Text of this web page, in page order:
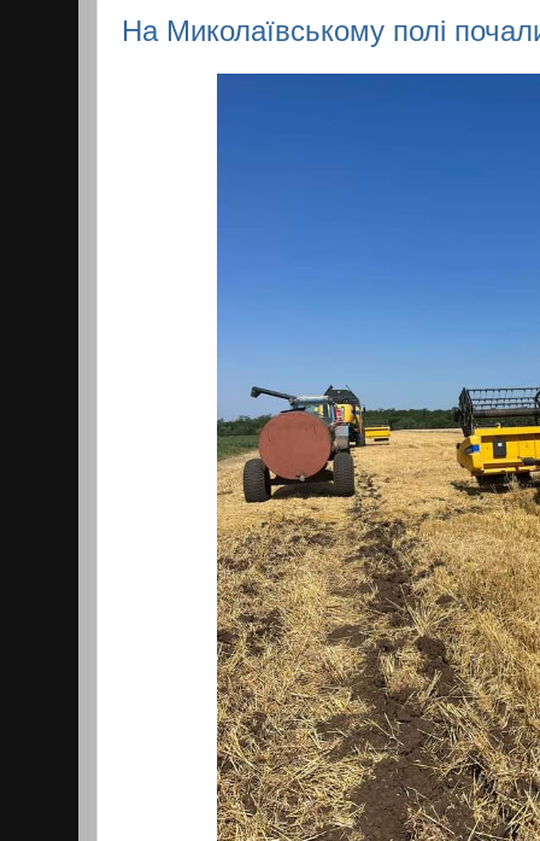
На Миколаївському полі